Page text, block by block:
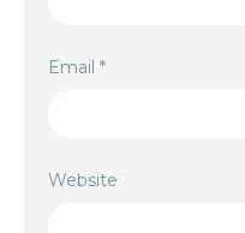
Email *
Website